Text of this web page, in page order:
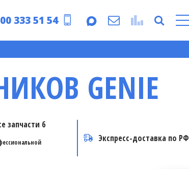
333 51 54
GENIE
запчасти 6
Экспресс-доставка по РФ